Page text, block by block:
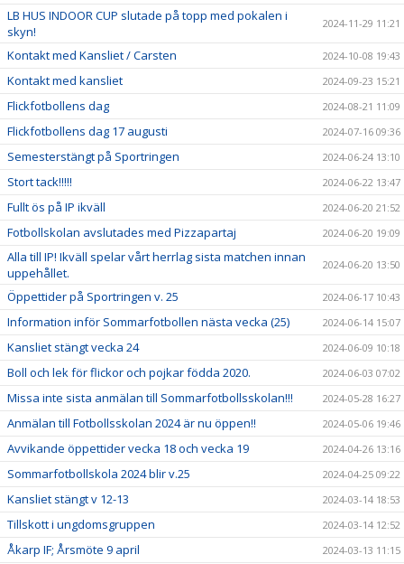
LB HUS INDOOR CUP slutade på topp med pokalen i
skyn!
2024-11-29 11:21
Kontakt med Kansliet / Carsten 2024-10-08 19:43
Kontakt med kansliet 2024-09-23 15:21
Flickfotbollens dag 2024-08-21 11:09
Flickfotbollens dag 17 augusti 2024-07-16 09:36
Semesterstängt på Sportringen 2024-06-24 13:10
Stort tack!!!!! 2024-06-22 13:47
Fullt ös på IP ikväll 2024-06-20 21:52
Fotbollskolan avslutades med Pizzapartaj 2024-06-20 19:09
Alla till IP! Ikväll spelar vårt herrlag sista matchen innan
uppehållet.
2024-06-20 13:50
Öppettider på Sportringen v. 25 2024-06-17 10:43
Information inför Sommarfotbollen nästa vecka (25) 2024-06-14 15:07
Kansliet stängt vecka 24 2024-06-09 10:18
Boll och lek för flickor och pojkar födda 2020. 2024-06-03 07:02
Missa inte sista anmälan till Sommarfotbollsskolan!!! 2024-05-28 16:27
Anmälan till Fotbollsskolan 2024 är nu öppen!! 2024-05-06 19:46
Avvikande öppettider vecka 18 och vecka 19 2024-04-26 13:16
Sommarfotbollskola 2024 blir v.25 2024-04-25 09:22
Kansliet stängt v 12-13 2024-03-14 18:53
Tillskott i ungdomsgruppen 2024-03-14 12:52
Åkarp IF; Årsmöte 9 april 2024-03-13 11:15